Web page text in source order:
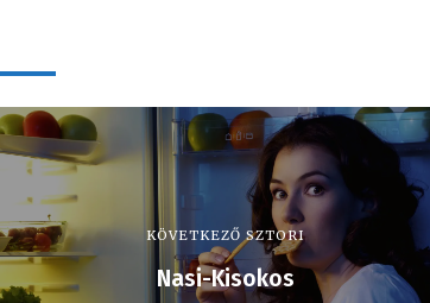
KÖVETKEZŐ SZTORI
Nasi-Kisokos